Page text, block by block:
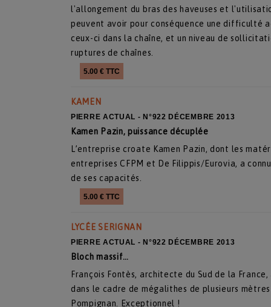
l'allongement du bras des haveuses et
peuvent avoir pour conséquence une difficulté
ceux-ci dans la chaîne, et un niveau de
ruptures de chaînes.
5.00 € TTC
KAMEN
PIERRE ACTUAL - N°922 DÉCEMBRE 2013
Kamen Pazin, puissance décuplée
L’entreprise croate Kamen Pazin, dont les
entreprises CFPM et De Filippis/Eurovia, a
de ses capacités.
5.00 € TTC
LYCÉE SERIGNAN
PIERRE ACTUAL - N°922 DÉCEMBRE 2013
Bloch massif…
François Fontès, architecte du Sud de la
dans le cadre de mégalithes de plusieurs
Pompignan. Exceptionnel !